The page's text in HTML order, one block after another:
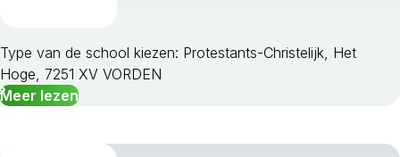
Type van de school kiezen: Protestants-Christelijk, Het
Hoge, 7251 XV VORDEN
Meer lezen